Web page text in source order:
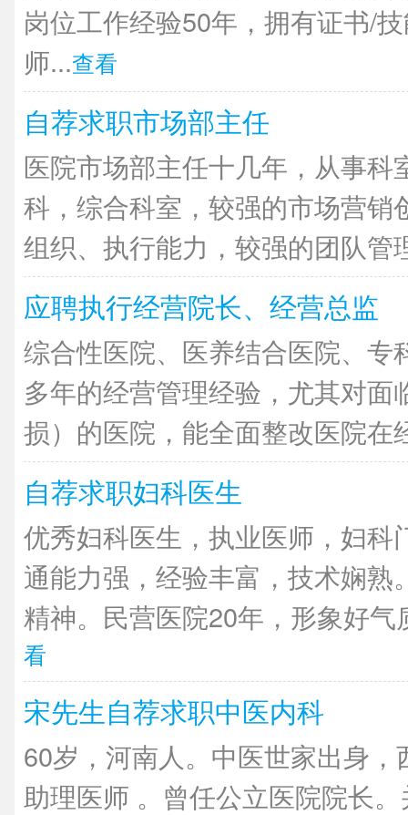
岗位工作经验50年，拥有证书/
师...查看
自荐求职市场部主任
医院市场部主任十几年，从事科
科，综合科室，较强的市场营销
组织、执行能力，较强的团队管
应聘执行经营院长、经营总监
综合性医院、医养结合医院、专
多年的经营管理经验，尤其对面
损）的医院，能全面整改医院在
自荐求职妇科医生
优秀妇科医生，执业医师，妇科
通能力强，经验丰富，技术娴熟
精神。民营医院20年，形象好
看
宋先生自荐求职中医内科
60岁，河南人。中医世家出身
助理医师 。曾任公立医院院长